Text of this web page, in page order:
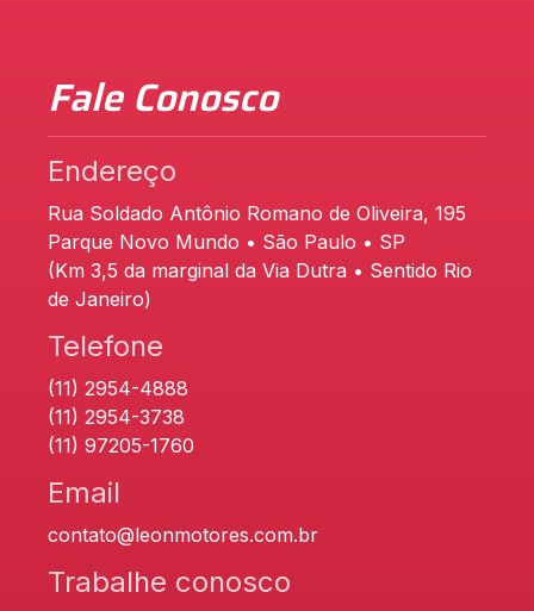
Fale Conosco
Endereço
Rua Soldado Antônio Romano de Oliveira, 195
Parque Novo Mundo • São Paulo • SP
(Km 3,5 da marginal da Via Dutra • Sentido Rio
de Janeiro)
Telefone
(11) 2954-4888
(11) 2954-3738
(11) 97205-1760
Email
contato@leonmotores.com.br
Trabalhe conosco